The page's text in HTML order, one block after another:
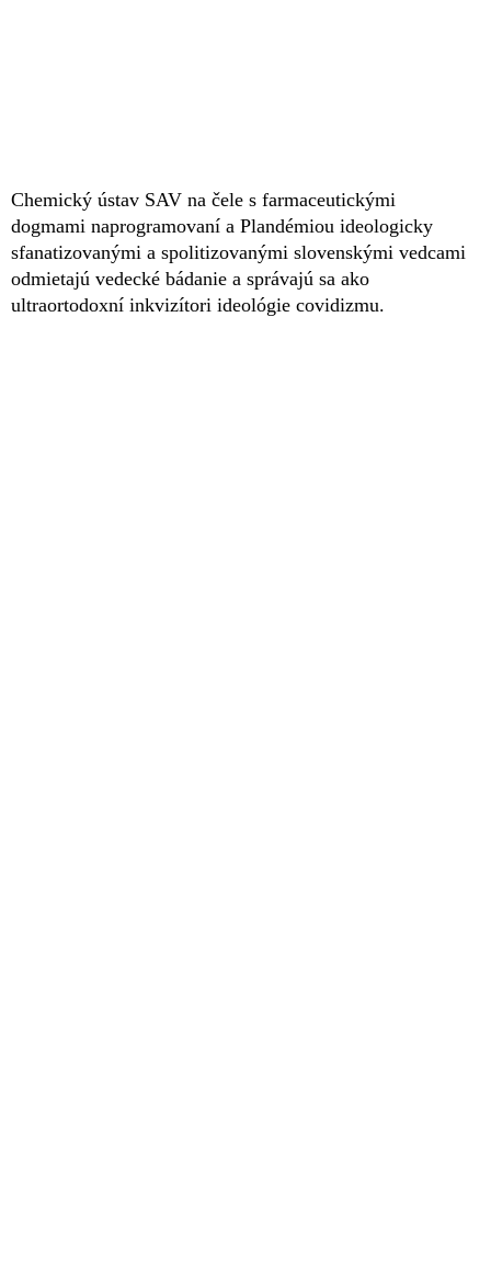
Chemický ústav SAV na čele s farmaceutickými
dogmami naprogramovaní a Plandémiou ideologicky
sfanatizovanými a spolitizovanými slovenskými vedcami
odmietajú vedecké bádanie a správajú sa ako
ultraortodoxní inkvizítori ideológie covidizmu.